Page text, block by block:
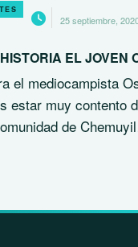
25 septiembre,
EL JOVEN
el mediocampista
estar muy contento
de